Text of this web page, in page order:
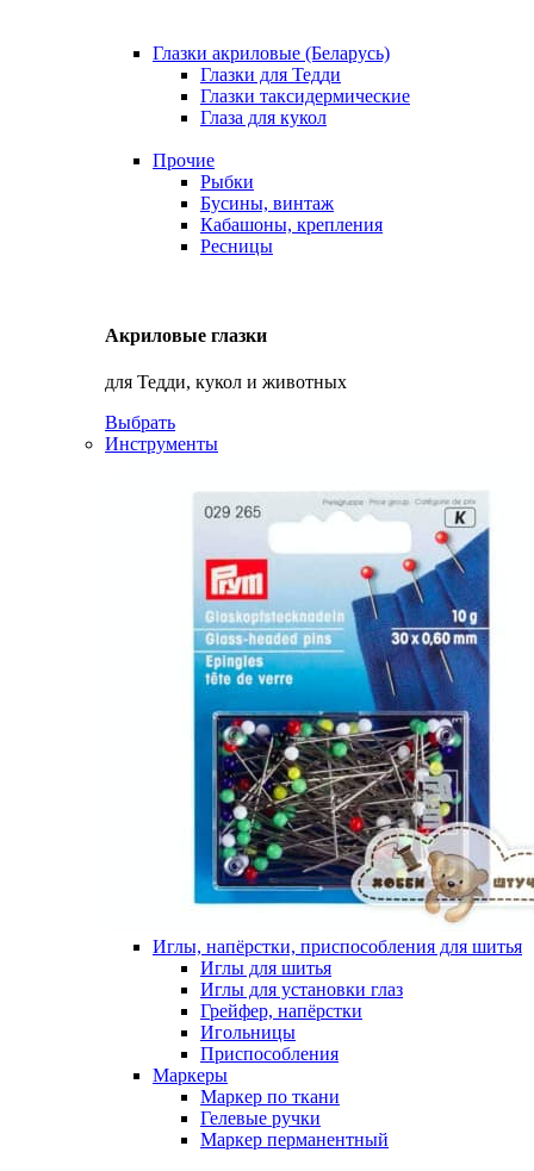
Глазки акриловые (Беларусь)
Глазки для Тедди
Глазки таксидермические
Глаза для кукол
Прочие
Рыбки
Бусины, винтаж
Кабашоны, крепления
Ресницы
Акриловые глазки
для Тедди, кукол и животных
Выбрать
Инструменты
Иглы, напёрстки, приспособления для шитья
Иглы для шитья
Иглы для установки глаз
Грейфер, напёрстки
Игольницы
Приспособления
Маркеры
Маркер по ткани
Гелевые ручки
Маркер перманентный